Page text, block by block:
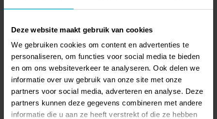
Deze website maakt gebruik van cookies
We gebruiken cookies om content en advertenties te
personaliseren, om functies voor social media te bieden
en om ons websiteverkeer te analyseren. Ook delen we
informatie over uw gebruik van onze site met onze
partners voor social media, adverteren en analyse. Deze
partners kunnen deze gegevens combineren met andere
informatie die u aan ze heeft verstrekt of die ze hebben
een tussenlaag aan;
Leg daarna de plak PVC vloer over de verwarmingsmatten
Start na de installatie de vloerverwarming langzaam op
volgens de handleiding.
PVC vloer bolt op